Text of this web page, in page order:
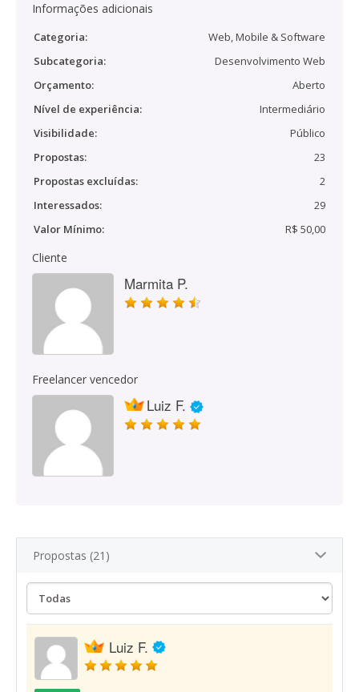
Informações adicionais
Categoria:
Web, Mobile & Software
Subcategoria:
Desenvolvimento Web
Orçamento:
Aberto
Nível de experiência:
Intermediário
Visibilidade:
Público
Propostas:
23
Propostas excluídas:
2
Interessados:
29
Valor Mínimo:
R$ 50,00
Cliente
Marmita P.
Freelancer vencedor
Luiz F.
Propostas (21)
Luiz F.